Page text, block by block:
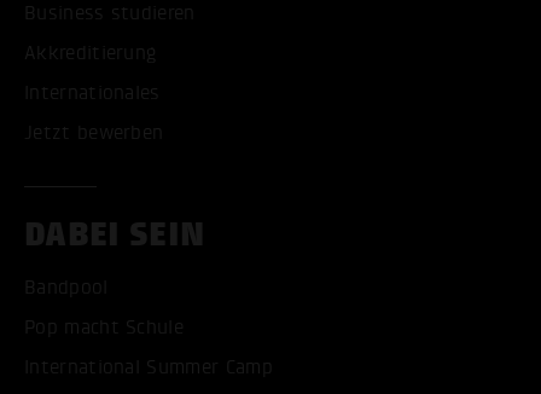
Business studieren
Akkreditierung
Internationales
Jetzt bewerben
DABEI SEIN
Bandpool
Pop macht Schule
International Summer Camp